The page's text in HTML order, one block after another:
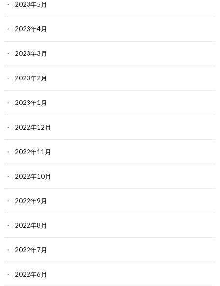
2023年5月
2023年4月
2023年3月
2023年2月
2023年1月
2022年12月
2022年11月
2022年10月
2022年9月
2022年8月
2022年7月
2022年6月